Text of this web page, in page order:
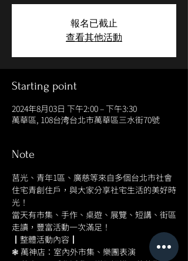
報名已截止
查看其他活動
Starting point
2024年8月03日 下午2:00 – 下午3:30
萬華區, 108台湾台北市萬華區三水街70號
Note
莒光、青年1區、廣慈等來自多個台北市社會
住宅青創住戶，與大家分享社宅生活的美好時
光！
當天有市集、手作、桌遊、展覽、短講、街區
走讀，豐富活動一次滿足！
┃整體活動內容┃
❃ 萬神店：室內外市集、樂團表演